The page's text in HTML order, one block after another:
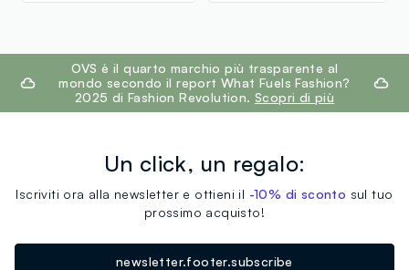
footer.ariatitleOVS è il quarto marchio più trasparente al
mondo secondo il report What Fuels Fashion?
2025 di Fashion Revolution. Scopri di più
Un click, un regalo:
Iscriviti ora alla newsletter e ottieni il -10% di sconto sul tuo
prossimo acquisto!
newsletter.footer.subscribe